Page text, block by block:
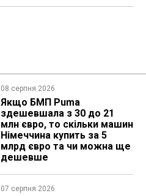
08 серпня 2026
Якщо БМП Puma
здешевшала з 30 до 21
млн євро, то скільки машин
Німеччина купить за 5
млрд євро та чи можна ще
дешевше
07 серпня 2026